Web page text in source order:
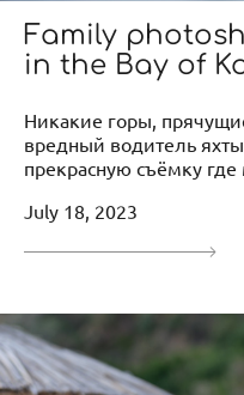
Family
in the Bay of
Никакие горы,
вредный водитель
прекрасную съёмку где
July 18, 2023